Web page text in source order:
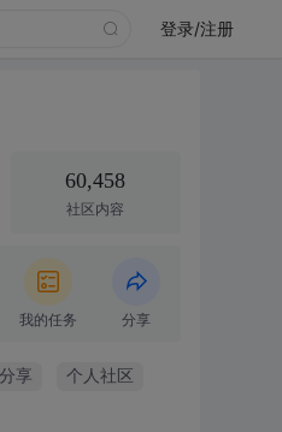
登录/注册
60,458
社区内容
我的任务 分享
享 个人社区